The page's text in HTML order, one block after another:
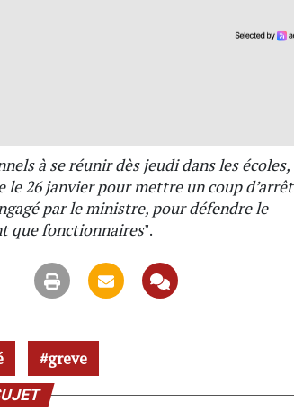
à se réunir dès jeudi dans les écoles,
le 26 janvier pour mettre un coup d’arrêt
par le ministre, pour défendre le
que fonctionnaires".
greve